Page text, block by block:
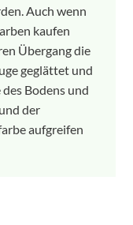
Auch wenn
kaufen
Übergang die
geglättet und
Bodens und
der
aufgreifen